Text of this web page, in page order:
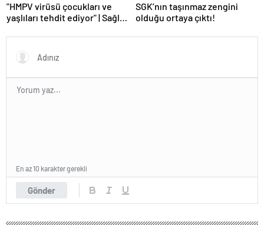
"HMPV virüsü çocukları ve
yaşlıları tehdit ediyor" | Sağlık
SGK’nın taşınmaz zengini
olduğu ortaya çıktı!
Gönder
En az 10 karakter gerekli